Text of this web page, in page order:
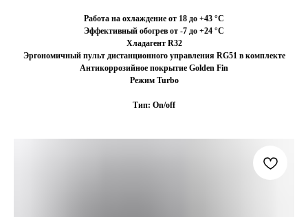
Работа на охлаждение от 18 до +43 °C
Эффективный обогрев от -7 до +24 °C
Хладагент R32
Эргономичный пульт дистанционного управления RG51 в комплекте
Антикоррозийное покрытие Golden Fin
Режим Turbo
Тип: On/off